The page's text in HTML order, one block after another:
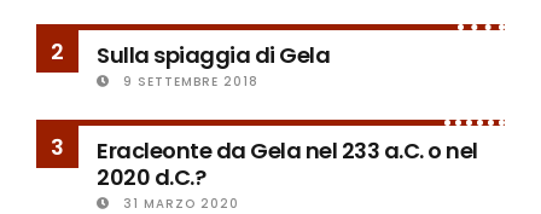
2 Sulla spiaggia di Gela
9 SETTEMBRE 2018
3
Eracleonte da Gela nel 233 a.C. o nel
2020 d.C.?
31 MARZO 2020